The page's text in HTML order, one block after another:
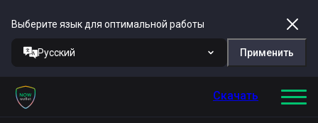
Выберите язык для оптимальной работы
Русский Применить
Скачать